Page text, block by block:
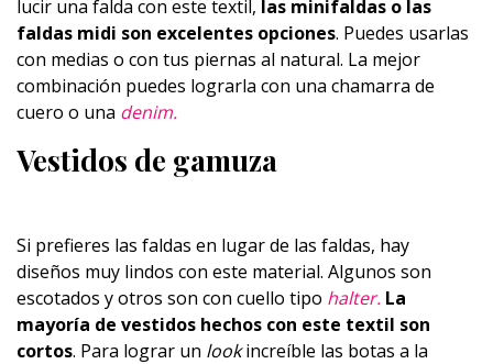
lucir una falda con este textil, las minifaldas o las
faldas midi son excelentes opciones. Puedes usarlas
con medias o con tus piernas al natural. La mejor
combinación puedes lograrla con una chamarra de
cuero o una denim.
Vestidos de gamuza
Si prefieres las faldas en lugar de las faldas, hay
diseños muy lindos con este material. Algunos son
escotados y otros son con cuello tipo halter. La
mayoría de vestidos hechos con este textil son
cortos. Para lograr un lookincreíble las botas a la